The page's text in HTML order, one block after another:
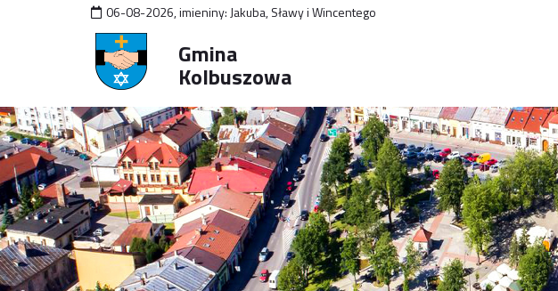
06-08-2026,imieniny: Jakuba, Sławy i Wincentego
Gmina
Kolbuszowa